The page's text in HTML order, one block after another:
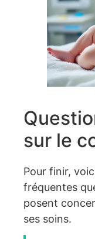
sur le
Pour finir,
fréquentes
posent
ses soins.